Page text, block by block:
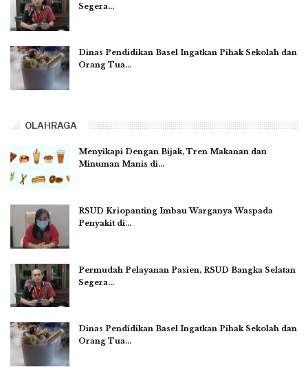
Segera…
Dinas Pendidikan Basel Ingatkan Pihak Sekolah dan
Orang Tua…
OLAHRAGA
Menyikapi Dengan Bijak, Tren Makanan dan
Minuman Manis di…
RSUD Kriopanting Imbau Warganya Waspada
Penyakit di…
Permudah Pelayanan Pasien, RSUD Bangka Selatan
Segera…
Dinas Pendidikan Basel Ingatkan Pihak Sekolah dan
Orang Tua…